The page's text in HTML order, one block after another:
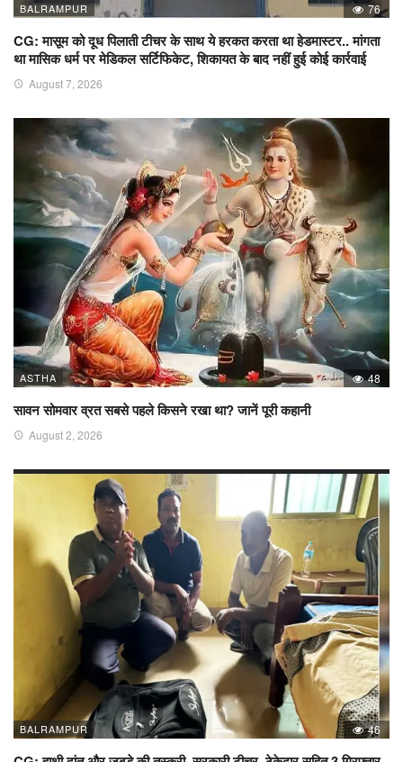
BALRAMPUR 76
CG: मासूम को दूध पिलाती टीचर के साथ ये हरकत करता था हेडमास्टर.. मांगता
था मासिक धर्म पर मेडिकल सर्टिफिकेट, शिकायत के बाद नहीं हुई कोई कार्रवाई
August 7, 2026
ASTHA 48
सावन सोमवार व्रत सबसे पहले किसने रखा था? जानें पूरी कहानी
August 2, 2026
BALRAMPUR 46